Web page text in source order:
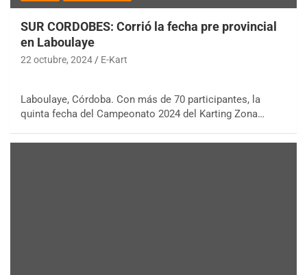
SUR CORDOBES: Corrió la fecha pre provincial
en Laboulaye
22 octubre, 2024 E-Kart
Laboulaye, Córdoba. Con más de 70 participantes, la
quinta fecha del Campeonato 2024 del Karting Zona…